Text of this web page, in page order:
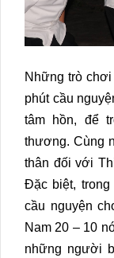
Những trò
phút cầu
tâm hồn, để
thương. Cùng
thân đối với
Đặc biệt, trong
cầu nguyện
Nam 20 – 10
những người